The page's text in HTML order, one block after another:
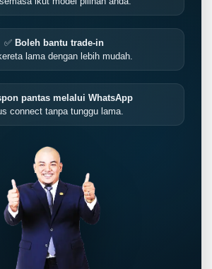
✅ Boleh bantu trade-in
lama dengan lebih mudah.
pantas melalui WhatsApp
connect tanpa tunggu lama.